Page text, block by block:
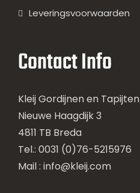
Leveringsvoorwaarden
Contact Info
Kleij Gordijnen en Tapijten
Nieuwe Haagdijk 3
4811 TB Breda
Tel.: 0031 (0)76-5215976
Mail : info@kleij.com